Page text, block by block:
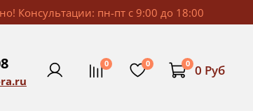
Консультации: пн-пт с 9:00 до 18:00
0 0 0 0 Руб